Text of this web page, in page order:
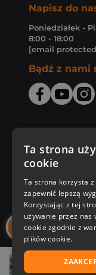
34,50 zł
Napisz do
Poniedziałek -
8:00 - 18:00
[email
Bądź z nami
Zakupy u nas
Nasza oferta
Nasi autorzy
Ta strona
cookie
Ta strona korzysta
zapewnić lepszą
Korzystając z tej
używanie przez nas
cookie zgodnie z
plików cookie.